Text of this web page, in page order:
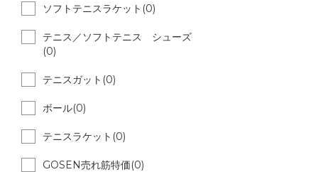
ソフトテニスラケット(0)
テニス／ソフトテニス シューズ
(0)
テニスガット(0)
ボール(0)
テニスラケット(0)
GOSEN売れ筋特価(0)